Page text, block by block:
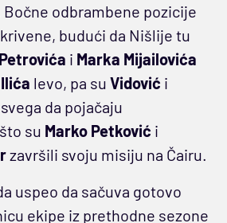
odbrambene pozicije
budući da Nišlije tu
i Marka Mijailovića
levo, pa su Vidović i
da pojačaju
su Marko Petković i
završili svoju misiju na Čairu.
uspeo da sačuva gotovo
ekipe iz prethodne sezone